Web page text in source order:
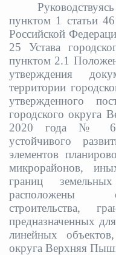
пунктом 1 статьи 46
Российской
25 Устава
пунктом 2.1
утверждения
территории
утвержденного
городского округа
2020 года №
устойчивого
элементов
микрорайонов,
границ
расположены
строительства,
предназначенных
линейных
округа Верхняя